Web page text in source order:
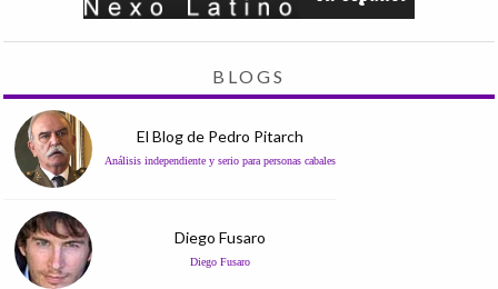
BLOGS
El Blog de Pedro Pitarch
Análisis independiente y serio para personas cabales
Diego Fusaro
Diego Fusaro